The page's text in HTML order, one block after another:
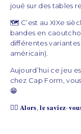
joué sur des tables
🗺️ C’est au XIXe
bandes en
différentes
américain).
Aujourd’hui ce jeu
chez Cap Form,
😁
👉🏼 𝐀𝐥𝐨𝐫𝐬, 𝐥𝐞 𝐬𝐚𝐯𝐢𝐞𝐳-